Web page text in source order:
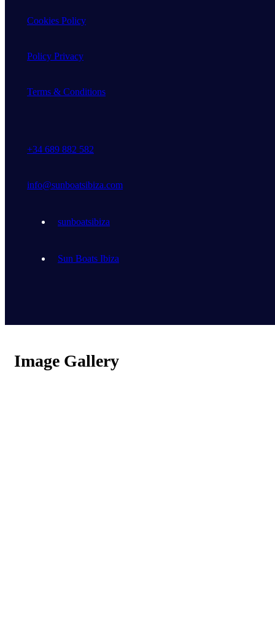
Cookies Policy
Policy Privacy
Terms & Conditions
+34 689 882 582
info@sunboatsibiza.com
sunboatsibiza
Sun Boats Ibiza
Image Gallery